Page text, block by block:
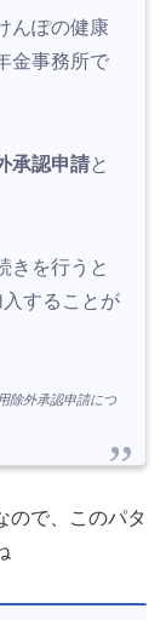
んぽの健康
金事務所で
承認申請と
きを行うと
することが
除外承認申請につ
ので、このパタ